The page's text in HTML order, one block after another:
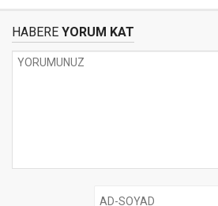
HABERE YORUM KAT